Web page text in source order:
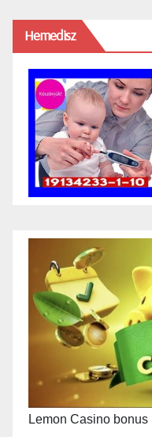
Hemedisz
Lemon Casino bonus